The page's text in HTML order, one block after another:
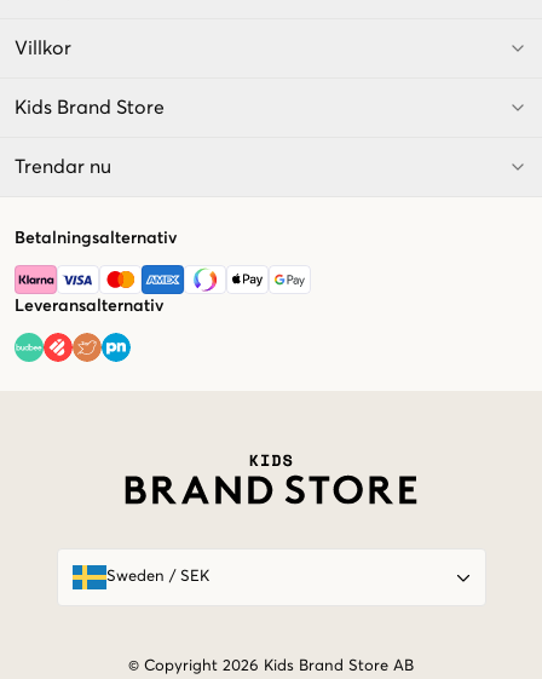
Villkor
Kids Brand Store
Trendar nu
Betalningsalternativ
Leveransalternativ
Sweden / SEK
© Copyright 2026 Kids Brand Store AB